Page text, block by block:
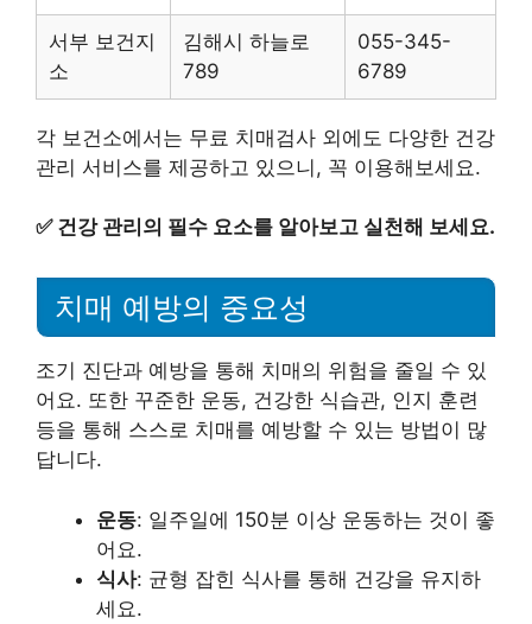
서부 보건지
소
김해시 하늘로
789
055-345-
6789
각 보건소에서는 무료 치매검사 외에도 다양한 건강
관리 서비스를 제공하고 있으니, 꼭 이용해보세요.
✅ 건강 관리의 필수 요소를 알아보고 실천해 보세요.
치매 예방의 중요성
조기 진단과 예방을 통해 치매의 위험을 줄일 수 있
어요. 또한 꾸준한 운동, 건강한 식습관, 인지 훈련
등을 통해 스스로 치매를 예방할 수 있는 방법이 많
답니다.
운동: 일주일에 150분 이상 운동하는 것이 좋
어요.
식사: 균형 잡힌 식사를 통해 건강을 유지하
세요.